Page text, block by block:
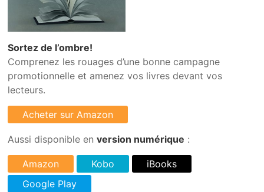
Sortez de l’ombre!
Comprenez les rouages d’une bonne campagne
promotionnelle et amenez vos livres devant vos
lecteurs.
Aussi disponible enversion numérique :